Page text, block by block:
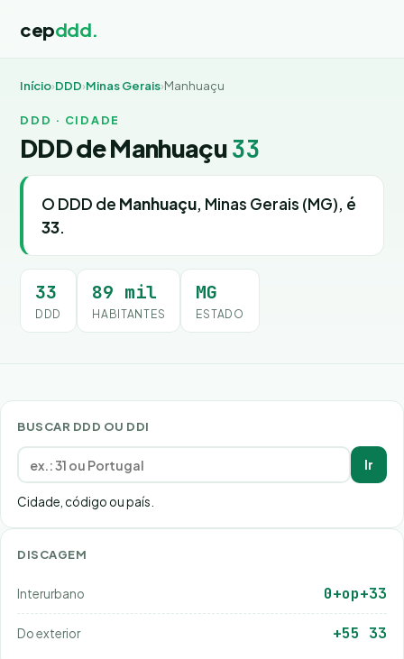
cepddd.
Início›DDD›Minas Gerais›Manhuaçu
DDD · CIDADE
DDD de Manhuaçu33
O DDD de Manhuaçu, Minas Gerais (MG), é
33.
33
DDD
89 mil
HABITANTES
MG
ESTADO
BUSCAR DDD OU DDI
Ir
Cidade, código ou país.
DISCAGEM
Interurbano 0+op+33
Do exterior +55 33